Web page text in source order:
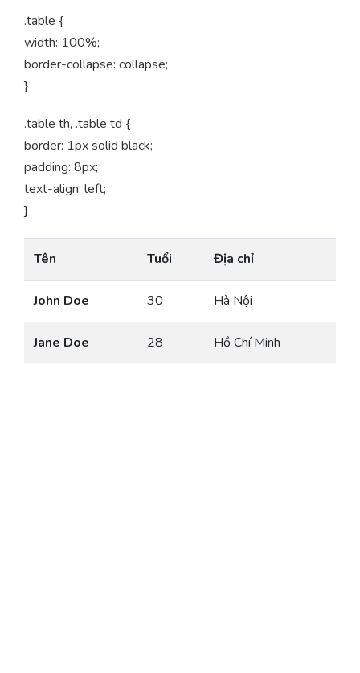
.table {
width: 100%;
border-collapse: collapse;
}
.table th, .table td {
border: 1px solid black;
padding: 8px;
text-align: left;
}
Tên Tuổi Địa chỉ
John Doe 30 Hà Nội
Jane Doe 28 Hồ Chí Minh